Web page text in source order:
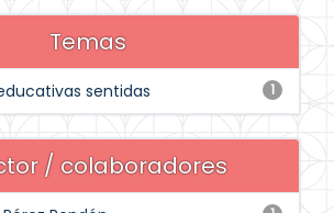
Temas
1
sentidas
/ colaboradores